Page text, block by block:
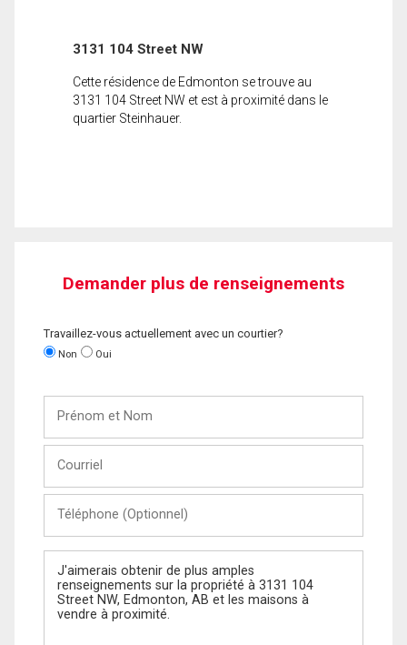
3131 104 Street NW
Cette résidence de Edmonton se trouve au
3131 104 Street NW et est à proximité dans le
quartier Steinhauer.
Demander plus de renseignements
Travaillez-vous actuellement avec un courtier?
Non Oui
Nom
(Optionnel)
Message